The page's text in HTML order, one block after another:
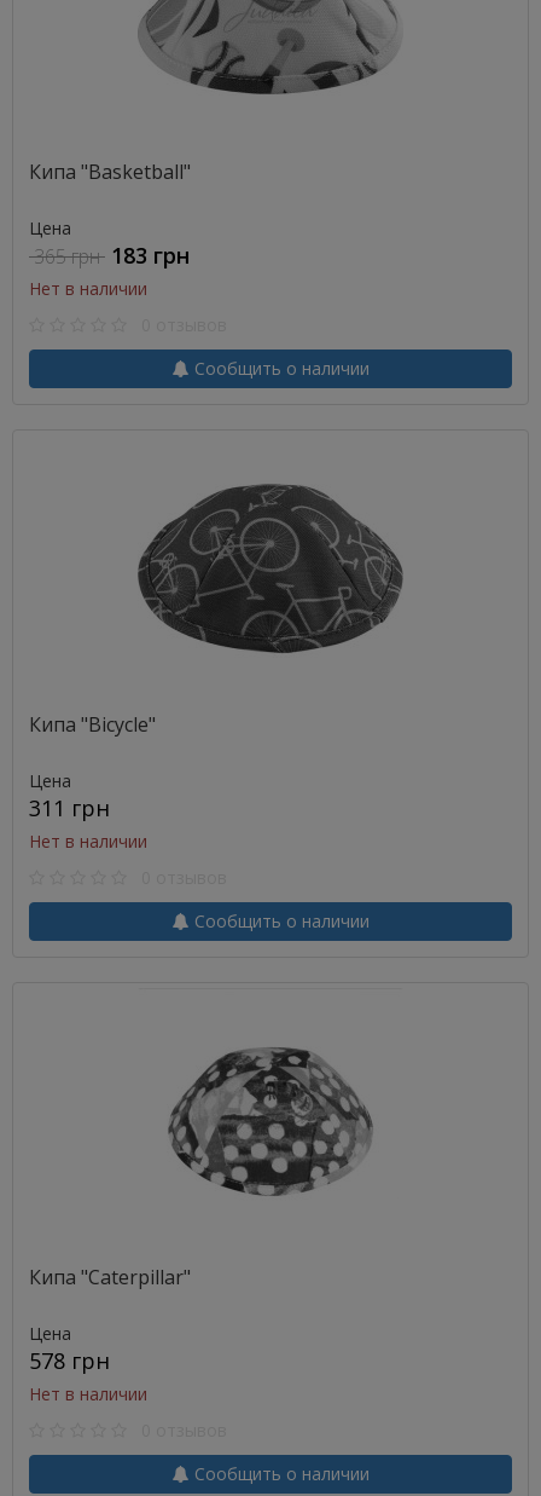
Кипа "Basketball"
Цена
365 грн 183 грн
Нет в наличии
Сообщить о наличии
Кипа "Bicycle"
Цена
311 грн
Нет в наличии
Сообщить о наличии
Кипа "Caterpillar"
Цена
578 грн
Нет в наличии
Сообщить о наличии